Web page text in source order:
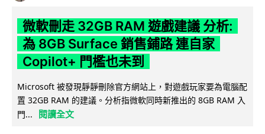
微軟刪走 32GB RAM 遊戲建議 分析:
為 8GB Surface 銷售鋪路 連自家
Copilot+ 門檻也未到
Microsoft 被發現靜靜刪除官方網站上，對遊戲玩家要為電腦配
置 32GB RAM 的建議。分析指微軟同時新推出的 8GB RAM 入
門...
閱讀全文